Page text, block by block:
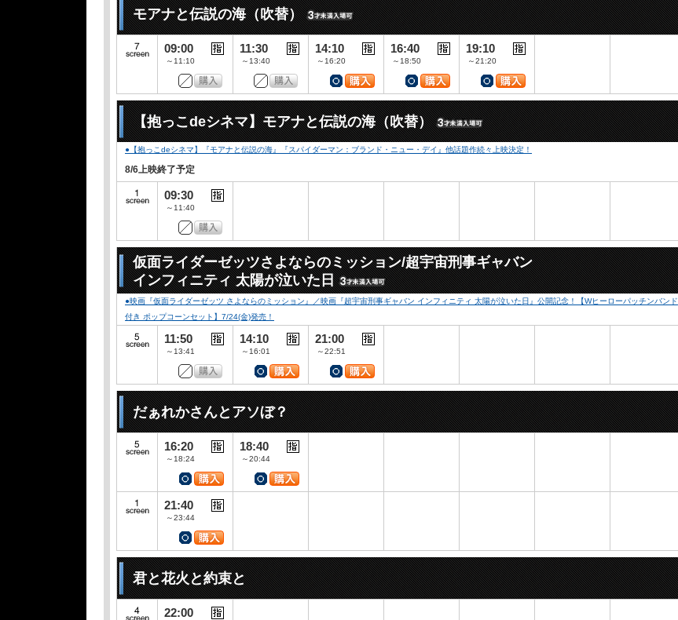
モアナと伝説の海（吹替）
09:00
～11:10
11:30
～13:40
14:10
～16:20
16:40
～18:50
19:10
～21:20
【抱っこdeシネマ】モアナと伝説の海（吹替）
●【抱っこdeシネマ】『モアナと伝説の海』『スパイダーマン：ブランド・ニュー・デイ』他話題作続々上映決定！
8/6上映終了予定
09:30
～11:40
仮面ライダーゼッツさよならのミッション/超宇宙刑事ギャバン
インフィニティ 太陽が泣いた日
●映画『仮面ライダーゼッツ さよならのミッション』／映画『超宇宙刑事ギャバン インフィニティ 太陽が泣いた日』公開記念！【Wヒーローパッチンバンド
付き ポップコーンセット】7/24(金)発売！
11:50
～13:41
14:10
～16:01
21:00
～22:51
だぁれかさんとアソぼ？
16:20
～18:24
18:40
～20:44
21:40
～23:44
君と花火と約束と
22:00